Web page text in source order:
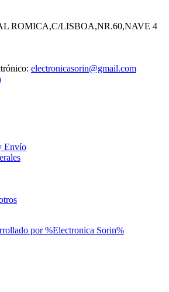
ROMICA,C/LISBOA,NR.60,NAVE 4
electronicasorin@gmail.com
Envío
por %Electronica Sorin%